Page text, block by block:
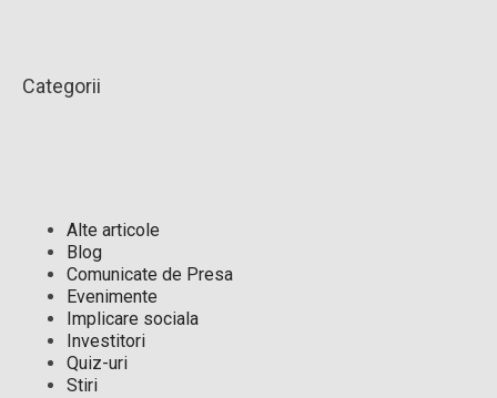
Categorii
Alte articole
Blog
Comunicate de Presa
Evenimente
Implicare sociala
Investitori
Quiz-uri
Stiri